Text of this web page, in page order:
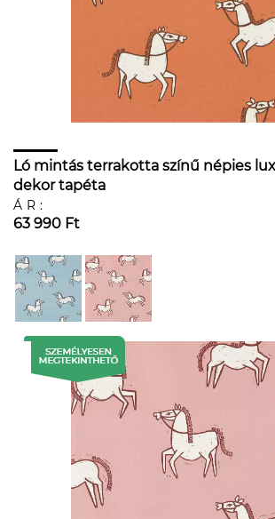
Ló mintás terrakotta színű népies
dekor tapéta
ÁR:
63 990 Ft